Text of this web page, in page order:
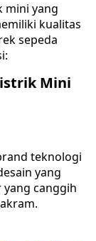
mini yang
kualitas
sepeda
Mini
teknologi
yang
canggih